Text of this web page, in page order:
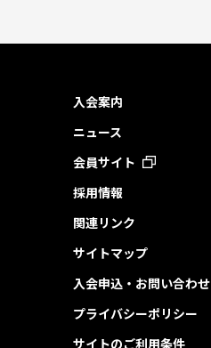
入会案内
ニュース
会員サイト
採用情報
関連リンク
サイトマップ
入会申込・お問い合わせ
プライバシーポリシー
サイトのご利用条件